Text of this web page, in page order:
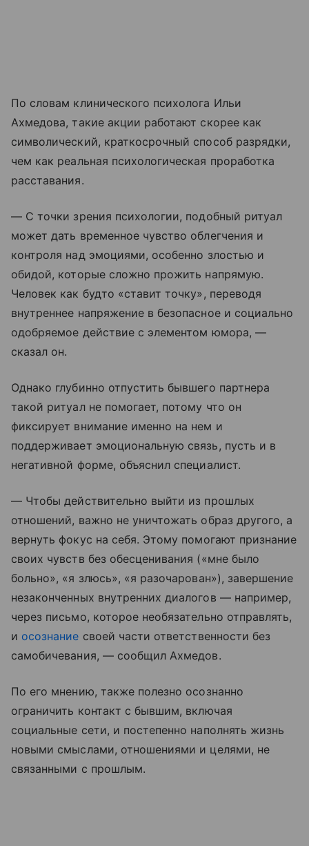
По словам клинического психолога Ильи
Ахмедова, такие акции работают скорее как
символический, краткосрочный способ разрядки,
чем как реальная психологическая проработка
расставания.
— С точки зрения психологии, подобный ритуал
может дать временное чувство облегчения и
контроля над эмоциями, особенно злостью и
обидой, которые сложно прожить напрямую.
Человек как будто «ставит точку», переводя
внутреннее напряжение в безопасное и социально
одобряемое действие с элементом юмора, —
сказал он.
Однако глубинно отпустить бывшего партнера
такой ритуал не помогает, потому что он
фиксирует внимание именно на нем и
поддерживает эмоциональную связь, пусть и в
негативной форме, объяснил специалист.
— Чтобы действительно выйти из прошлых
отношений, важно не уничтожать образ другого, а
вернуть фокус на себя. Этому помогают признание
своих чувств без обесценивания («мне было
больно», «я злюсь», «я разочарован»), завершение
незаконченных внутренних диалогов — например,
через письмо, которое необязательно отправлять,
и осознание своей части ответственности без
самобичевания, — сообщил Ахмедов.
По его мнению, также полезно осознанно
ограничить контакт с бывшим, включая
социальные сети, и постепенно наполнять жизнь
новыми смыслами, отношениями и целями, не
связанными с прошлым.